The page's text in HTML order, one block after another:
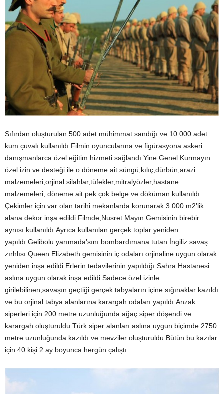
Sıfırdan oluşturulan 500 adet mühimmat sandığı ve 10.000 adet
kum çuvalı kullanıldı.Filmin oyuncularına ve figürasyona askeri
danışmanlarca özel eğitim hizmeti sağlandı.Yine Genel Kurmayın
özel izin ve desteği ile o döneme ait süngü,kılıç,dürbün,arazi
malzemeleri,orjinal silahlar,tüfekler,mitralyözler,hastane
malzemeleri, döneme ait pek çok belge ve döküman kullanıldı…
Çekimler için var olan tarihi mekanlarda korunarak 3.000 m2’lik
alana dekor inşa edildi.Filmde,Nusret Mayın Gemisinin birebir
aynısı kullanıldı.Ayrıca kullanılan gerçek toplar yeniden
yapıldı.Gelibolu yarımada’sını bombardımana tutan İngiliz savaş
zırhlısı Queen Elizabeth gemisinin iç odaları orjinaline uygun olarak
yeniden inşa edildi.Erlerin tedavilerinin yapıldığı Sahra Hastanesi
aslına uygun olarak inşa edildi.Sadece özel izinle
girilebilinen,savaşın geçtiği gerçek tabyaların içine sığınaklar kazıldı
ve bu orjinal tabya alanlarına karargah odaları yapıldı.Anzak
siperleri için 200 metre uzunluğunda ağaç siper döşendi ve
karargah oluşturuldu.Türk siper alanları aslına uygun biçimde 2750
metre uzunluğunda kazıldı ve mevziler oluşturuldu.Bütün bu kazılar
için 40 kişi 2 ay boyunca hergün çalıştı.